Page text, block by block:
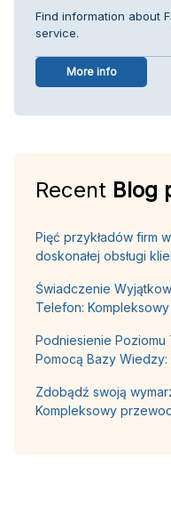
Find information about
service.
More info
Recent Blog
Pięć przykładów firm
doskonałej obsługi
Świadczenie
Telefon:
Podniesienie Poziomu
Pomocą Bazy
Zdobądź swoją
Kompleksowy